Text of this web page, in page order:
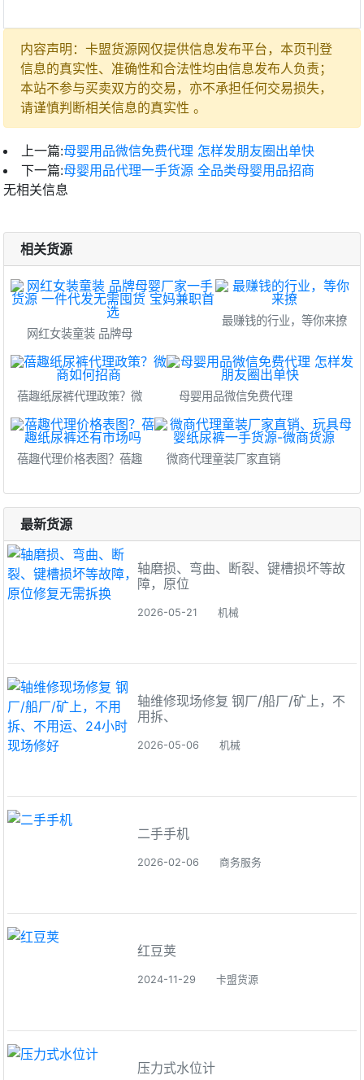
内容声明：卡盟货源网仅提供信息发布平台，本页刊登
信息的真实性、准确性和合法性均由信息发布人负责；
本站不参与买卖双方的交易，亦不承担任何交易损失，
请谨慎判断相关信息的真实性 。
上一篇:母婴用品微信免费代理 怎样发朋友圈出单快
下一篇:母婴用品代理一手货源 全品类母婴用品招商
无相关信息
相关货源
网红女装童装 品牌母
最赚钱的行业，等你来撩
蓓趣纸尿裤代理政策？微 母婴用品微信免费代理
蓓趣代理价格表图？蓓趣 微商代理童装厂家直销
最新货源
轴磨损、弯曲、断裂、键槽损坏等故
障，原位
2026-05-21 机械
轴维修现场修复 钢厂/船厂/矿上，不
用拆、
2026-05-06 机械
二手手机
2026-02-06 商务服务
红豆荚
2024-11-29 卡盟货源
压力式水位计